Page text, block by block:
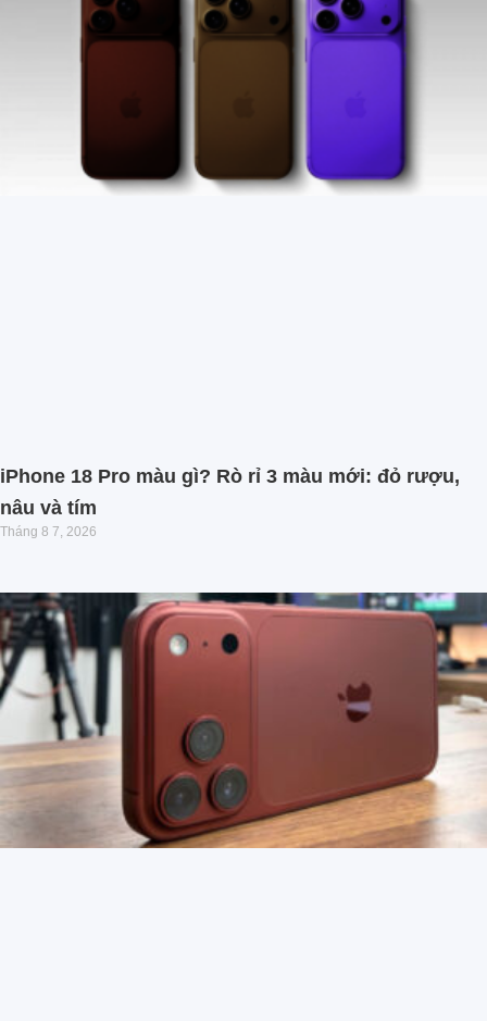
iPhone 18 Pro màu gì? Rò rỉ 3 màu mới: đỏ rượu,
nâu và tím
Tháng 8 7, 2026